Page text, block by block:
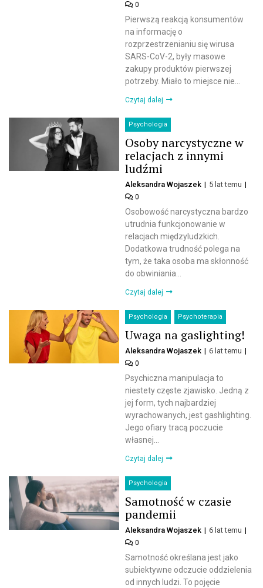
0
Pierwszą reakcją konsumentów
na informację o
rozprzestrzenianiu się wirusa
SARS-CoV-2, były masowe
zakupy produktów pierwszej
potrzeby. Miało to miejsce nie...
Czytaj dalej
Psychologia
Osoby narcystyczne w
relacjach z innymi
ludźmi
Aleksandra Wojaszek 5 lat temu
0
Osobowość narcystyczna bardzo
utrudnia funkcjonowanie w
relacjach międzyludzkich.
Dodatkowa trudność polega na
tym, że taka osoba ma skłonność
do obwiniania...
Czytaj dalej
Psychologia Psychoterapia
Uwaga na gaslighting!
Aleksandra Wojaszek 6 lat temu
0
Psychiczna manipulacja to
niestety częste zjawisko. Jedną z
jej form, tych najbardziej
wyrachowanych, jest gashlighting.
Jego ofiary tracą poczucie
własnej...
Czytaj dalej
Psychologia
Samotność w czasie
pandemii
Aleksandra Wojaszek 6 lat temu
0
Samotność określana jest jako
subiektywne odczucie oddzielenia
od innych ludzi. To pojęcie